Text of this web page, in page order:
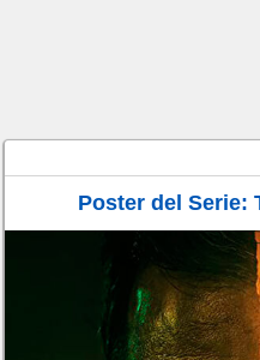
Poster del Serie: